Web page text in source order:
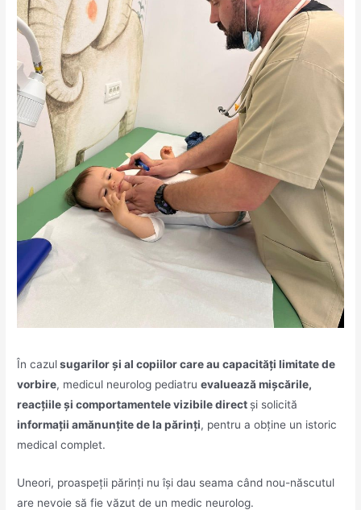
În cazulsugarilor și al copiilor care au capacități limitate de
vorbire, medicul neurolog pediatruevaluează mișcările,
reacțiile și comportamentele vizibile direct și solicită
informații amănunțite de la părinți, pentru a obține un istoric
medical complet.
Uneori, proaspeții părinți nu își dau seama când nou-născutul
are nevoie să fie văzut de un medic neurolog.